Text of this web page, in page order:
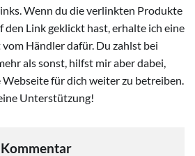
Wenn du die verlinkten Produkte
den Link geklickt hast, erhalte ich eine
Händler dafür. Du zahlst bei
als sonst, hilfst mir aber dabei,
für dich weiter zu betreiben.
Unterstützung!